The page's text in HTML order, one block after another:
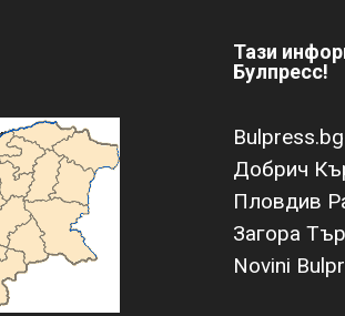
Тази
Булпресс!
Bulpress.bg
Добрич
Пловдив
Загора
Novini